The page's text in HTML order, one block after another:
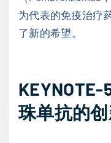
为代表的免疫治疗
了新的希望。
珠单抗的